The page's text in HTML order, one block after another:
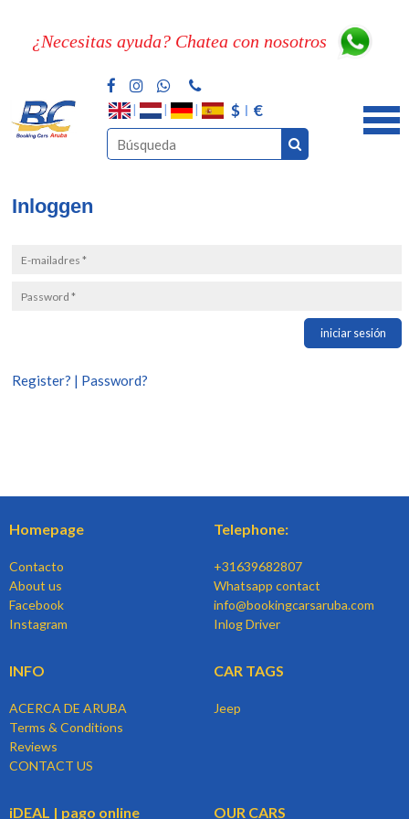
¿Necesitas ayuda? Chatea con nosotros
$ €
Inloggen
iniciar sesión
Register? | Password?
Homepage
Contacto
About us
Facebook
Instagram
Telephone:
+31639682807
Whatsapp contact
info@bookingcarsaruba.com
Inlog Driver
INFO
ACERCA DE ARUBA
Terms & Conditions
Reviews
CONTACT US
CAR TAGS
Jeep
iDEAL | pago online OUR CARS